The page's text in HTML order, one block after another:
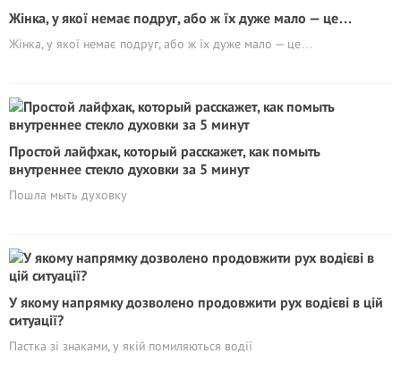
Жінка, у якої немає подруг, або ж їх дуже мало — це…
Жінка, у якої немає подруг, або ж їх дуже мало — це…
Простой лайфхак, который расскажет, как помыть
внутреннее стекло духовки за 5 минут
Пошла мыть духовку
У якому напрямку дозволено продовжити рух водієві в цій
ситуації?
Пастка зі знаками, у якій помиляються водії